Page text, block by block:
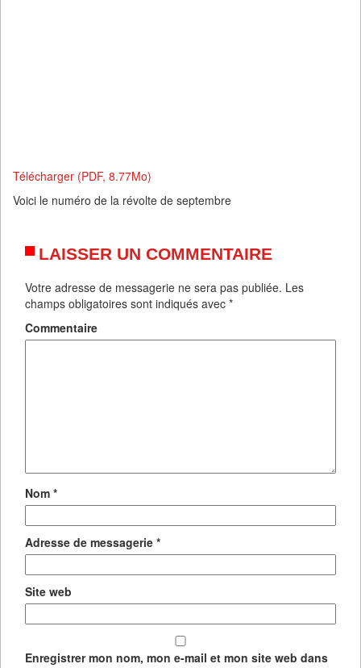
Télécharger (PDF, 8.77Mo)
Voici le numéro de la révolte de septembre
LAISSER UN COMMENTAIRE
Votre adresse de messagerie ne sera pas publiée. Les
champs obligatoires sont indiqués avec *
Commentaire
Nom *
Adresse de messagerie *
Site web
Enregistrer mon nom, mon e-mail et mon site web dans